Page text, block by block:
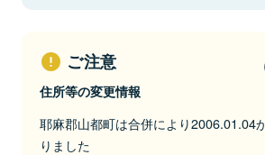
ご注意
住所等の変更情報
耶麻郡山都町は合併により2006.01.04
りました